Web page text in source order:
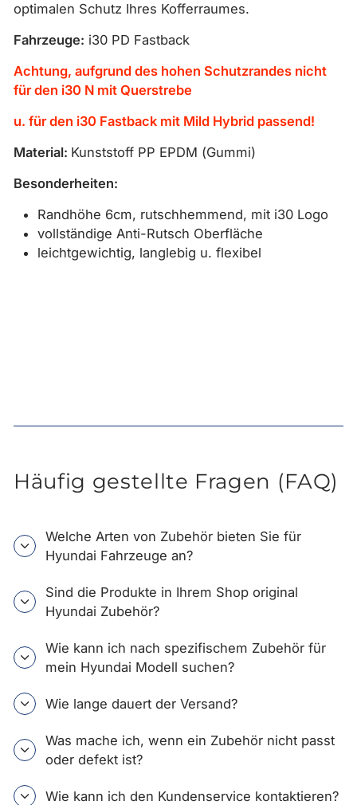
optimalen Schutz Ihres Kofferraumes.
Fahrzeuge: i30 PD Fastback
Achtung, aufgrund des hohen Schutzrandes nicht
für den i30 N mit Querstrebe
u. für den i30 Fastback mit Mild Hybrid passend!
Material: Kunststoff PP EPDM (Gummi)
Besonderheiten:
Randhöhe 6cm, rutschhemmend, mit i30 Logo
vollständige Anti-Rutsch Oberfläche
leichtgewichtig, langlebig u. flexibel
Häufig gestellte Fragen (FAQ)
Welche Arten von Zubehör bieten Sie für
Hyundai Fahrzeuge an?
Sind die Produkte in Ihrem Shop original
Hyundai Zubehör?
Wie kann ich nach spezifischem Zubehör für
mein Hyundai Modell suchen?
Wie lange dauert der Versand?
Was mache ich, wenn ein Zubehör nicht passt
oder defekt ist?
Wie kann ich den Kundenservice kontaktieren?